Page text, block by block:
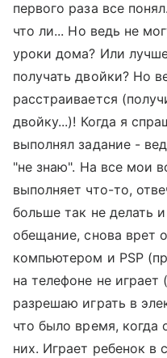
первого раза все
что ли... Но ведь не
уроки дома? Или
получать двойки? Но
расстраивается
двойку...)! Когда я
выполнял задание -
"не знаю". На все мои
выполняет что-то,
больше так не делать
обещание, снова врет
компьютером и PSP
на телефоне не
разрешаю играть в
что было время, когда
них. Играет ребенок в